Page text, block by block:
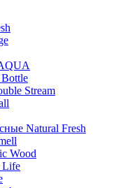
Stream
Natural Fresh
Wood
Life